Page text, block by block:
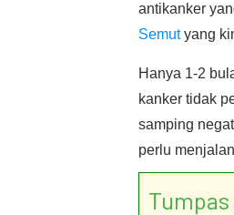
antikanker
Semutyang
Hanya 1-2
kanker tidak
samping
perlu
Tumpas